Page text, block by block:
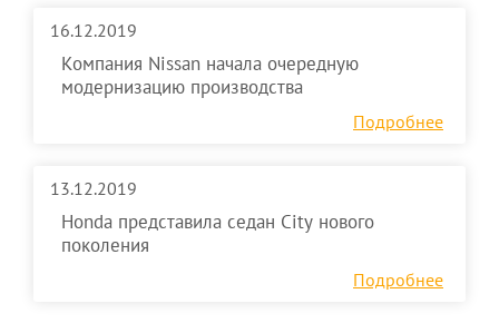
16.12.2019
Компания Nissan начала очередную
модернизацию производства
Подробнее
13.12.2019
Honda представила седан City нового
поколения
Подробнее